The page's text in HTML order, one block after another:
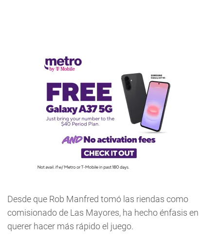
Desde que Rob Manfred tomó las riendas como
comisionado de Las Mayores, ha hecho énfasis en
querer hacer más rápido el juego.